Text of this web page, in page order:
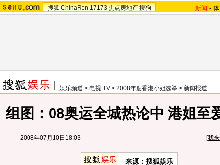
搜狐 ChinaRen 17173 焦点房地产 搜狗 新闻 -
娱乐频道 > 电视 TV > 2008年度香港小姐选举 > 新闻报道
组图：08奥运全城热论中 港姐至
2008年07月10日18:03 [我
来源：搜狐娱乐